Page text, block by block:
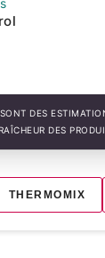
DES
DES
THERMOMIX